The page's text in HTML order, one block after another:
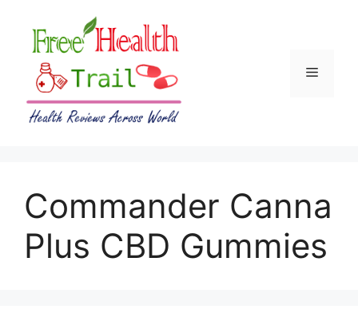
content
Menu
Commander Canna
Plus CBD Gummies